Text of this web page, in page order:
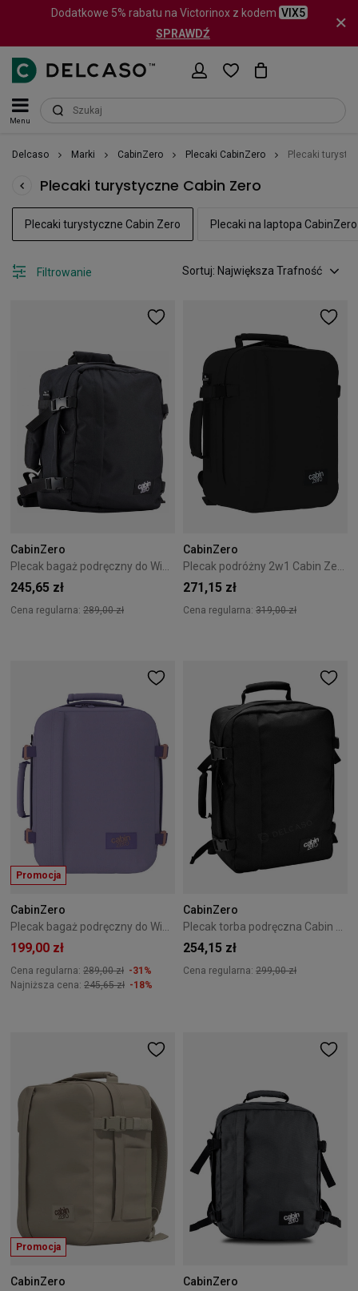
Dodatkowe 5% rabatu na Victorinox z kodem VIX5
SPRAWDŹ
Menu
Delcaso Marki CabinZero Plecaki CabinZero Plecaki
Plecaki turystyczne Cabin Zero
Plecaki turystyczne Cabin Zero Plecaki na laptopa CabinZero
Sortuj: Największa Trafność
Filtrowanie
CabinZero
245,65 zł
Cena regularna: 289,00 zł
CabinZero
271,15 zł
Cena regularna: 319,00 zł
Promocja
CabinZero
Plecak bagaż podręczny do Wizzair Cabin Zero Classic 28L Smokey Violet
199,00 zł
Cena regularna: 289,00 zł -31%
Najniższa cena: 245,65 zł -18%
CabinZero
Plecak torba podręczna Cabin Zero Classic 36L Absolute Black
254,15 zł
Cena regularna: 299,00 zł
Promocja
CabinZero
CabinZero